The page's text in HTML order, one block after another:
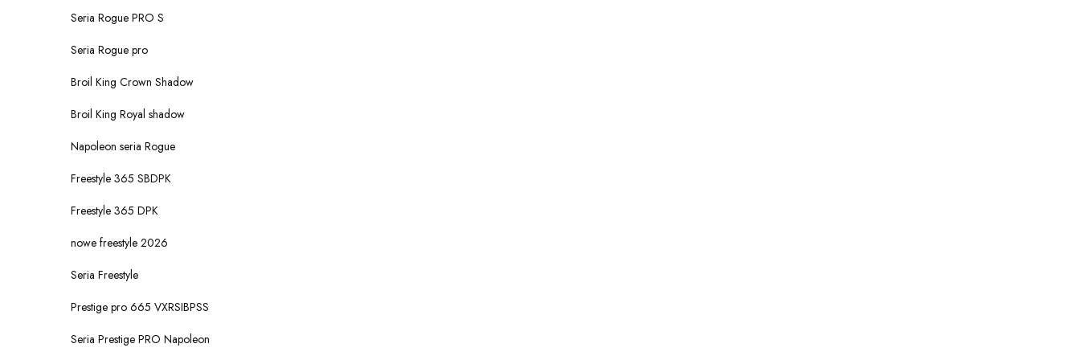
Seria Rogue PRO S
Seria Rogue pro
Broil King Crown Shadow
Broil King Royal shadow
Napoleon seria Rogue
Freestyle 365 SBDPK
Freestyle 365 DPK
nowe freestyle 2026
Seria Freestyle
Prestige pro 665 VXRSIBPSS
Seria Prestige PRO Napoleon